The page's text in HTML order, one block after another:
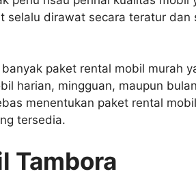
dirawat secara teratur dan
paket rental mobil murah
harian, mingguan, maupun
menentukan paket rental
tersedia.
Tambora